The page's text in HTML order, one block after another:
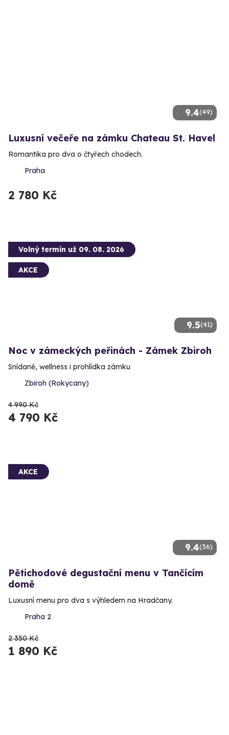
9.4(49)
Luxusní večeře na zámku Chateau St. Havel
Romantika pro dva o čtyřech chodech.
Praha
2 780 Kč
9.5(41)
Volný termín už 09. 08. 2026
AKCE
Noc v zámeckých peřinách - Zámek Zbiroh
Snídaně, wellness i prohlídka zámku
Zbiroh (Rokycany)
4 990 Kč
4 790 Kč
9.4(36)
AKCE
Pětichodové degustační menu v Tančícím
domě
Luxusní menu pro dva s výhledem na Hradčany.
Praha 2
2 350 Kč
1 890 Kč